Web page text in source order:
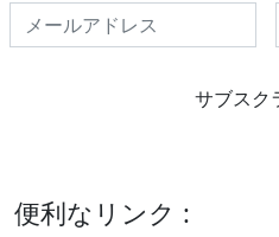
サブスク
便利なリンク :